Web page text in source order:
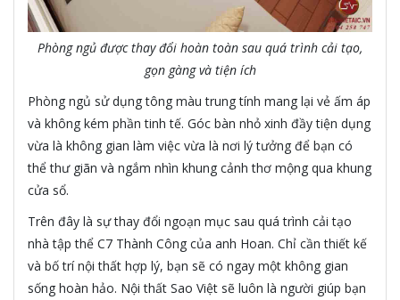
Phòng ngủ được thay đổi hoàn toàn sau quá trình cải tạo,
gọn gàng và tiện ích
Phòng ngủ sử dụng tông màu trung tính mang lại vẻ ấm áp
và không kém phần tinh tế. Góc bàn nhỏ xinh đầy tiện dụng
vừa là không gian làm việc vừa là nơi lý tưởng để bạn có
thể thư giãn và ngắm nhìn khung cảnh thơ mộng qua khung
cửa sổ.
Trên đây là sự thay đổi ngoạn mục sau quá trình cải tạo
nhà tập thể C7 Thành Công của anh Hoan. Chỉ cần thiết kế
và bố trí nội thất hợp lý, bạn sẽ có ngay một không gian
sống hoàn hảo. Nội thất Sao Việt sẽ luôn là người giúp bạn